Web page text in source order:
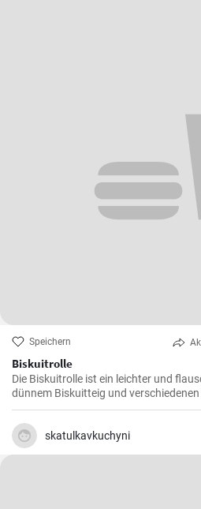
Speichern
Biskuitrolle
Die Biskuitrolle ist ein leichter und
dünnem Biskuitteig und
skatulkavkuchyni